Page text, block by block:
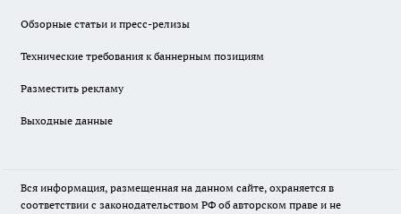
Обзорные статьи и пресс-релизы
Технические требования к баннерным позициям
Разместить рекламу
Выходные данные
Вся информация, размещенная на данном сайте, охраняется в
соответствии с законодательством РФ об авторском праве и не